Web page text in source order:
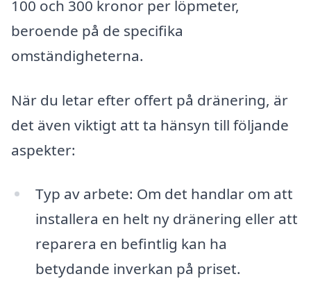
100 och 300 kronor per löpmeter,
beroende på de specifika
omständigheterna.
När du letar efter offert på dränering, är
det även viktigt att ta hänsyn till följande
aspekter:
Typ av arbete: Om det handlar om att
installera en helt ny dränering eller att
reparera en befintlig kan ha
betydande inverkan på priset.